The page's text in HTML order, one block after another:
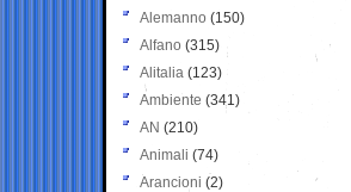
Alemanno (150)
Alfano (315)
Alitalia (123)
Ambiente (341)
AN (210)
Animali (74)
Arancioni (2)